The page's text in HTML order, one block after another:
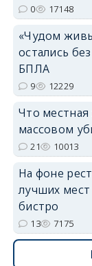
0 17148
«Чудом
остались
БПЛА
9 12229
Что местная
массовом
21 10013
На фоне
лучших
бистро
13 7175